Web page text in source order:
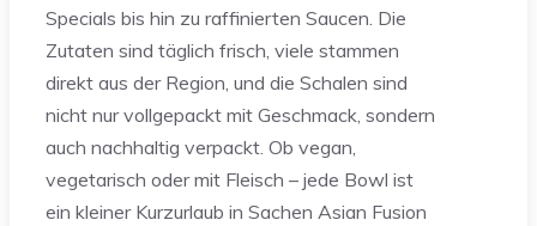
Specials bis hin zu raffinierten Saucen. Die
Zutaten sind täglich frisch, viele stammen
direkt aus der Region, und die Schalen sind
nicht nur vollgepackt mit Geschmack, sondern
auch nachhaltig verpackt. Ob vegan,
vegetarisch oder mit Fleisch – jede Bowl ist
ein kleiner Kurzurlaub in Sachen Asian Fusion